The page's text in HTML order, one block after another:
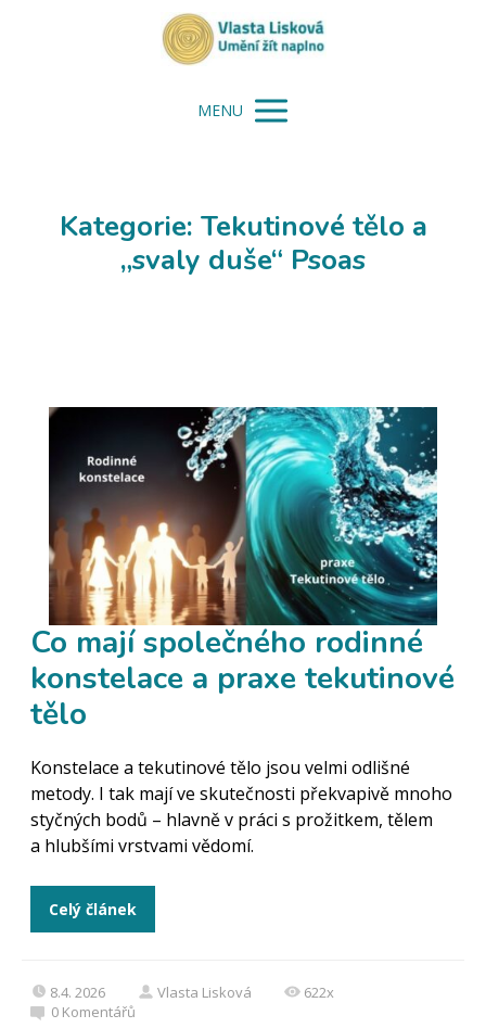
MENU
Kategorie: Tekutinové tělo a
„svaly duše“ Psoas
Co mají společného rodinné
konstelace a praxe tekutinové
tělo
Konstelace a tekutinové tělo jsou velmi odlišné
metody. I tak mají ve skutečnosti překvapivě mnoho
styčných bodů – hlavně v práci s prožitkem, tělem
a hlubšími vrstvami vědomí.
Celý článek
8.4. 2026 Vlasta Lisková
622x
0 Komentářů